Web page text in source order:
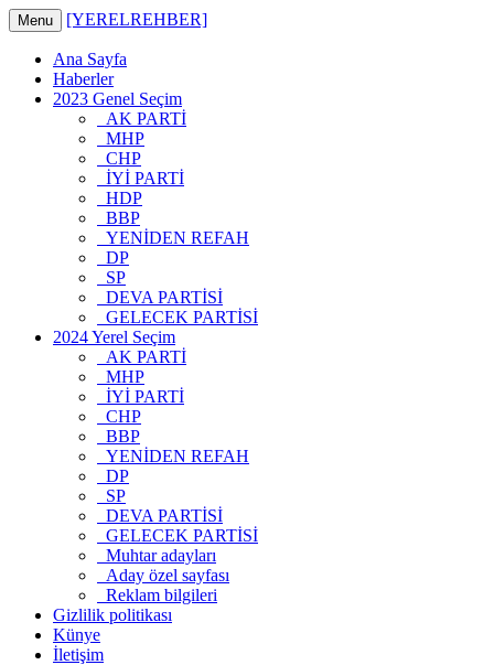
Menu [YERELREHBER]
Ana Sayfa
Haberler
2023 Genel Seçim
AK PARTİ
MHP
CHP
İYİ PARTİ
HDP
BBP
YENİDEN REFAH
DP
SP
DEVA PARTİSİ
GELECEK PARTİSİ
2024 Yerel Seçim
AK PARTİ
MHP
İYİ PARTİ
CHP
BBP
YENİDEN REFAH
DP
SP
DEVA PARTİSİ
GELECEK PARTİSİ
Muhtar adayları
Aday özel sayfası
Reklam bilgileri
Gizlilik politikası
Künye
İletişim